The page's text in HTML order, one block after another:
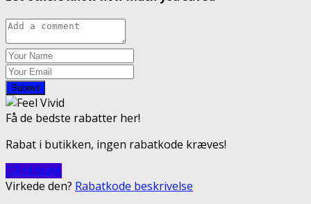
Submit
Få de bedste rabatter her!
Rabat i butikken, ingen rabatkode kræves!
Gå til butik
Virkede den? Rabatkode beskrivelse